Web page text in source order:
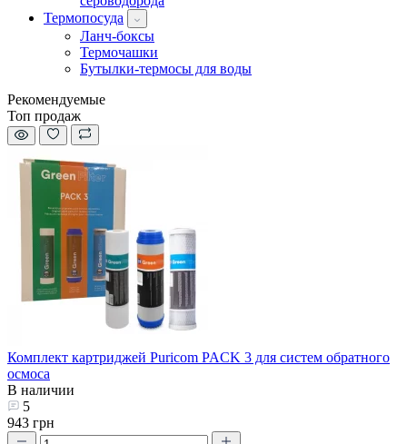
Термопосуда
Ланч-боксы
Термочашки
Бутылки-термосы для воды
Рекомендуемые
Топ продаж
Комплект картриджей Puricom PACK 3 для систем обратного
осмоса
В наличии
5
943 грн